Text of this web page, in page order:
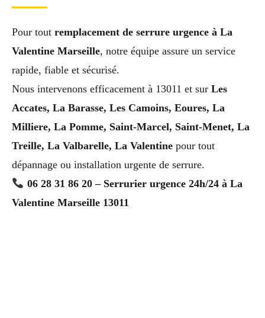
Pour tout remplacement de serrure urgence à La
Valentine Marseille, notre équipe assure un service
rapide, fiable et sécurisé.
Nous intervenons efficacement à 13011 et sur Les
Accates, La Barasse, Les Camoins, Eoures, La
Milliere, La Pomme, Saint-Marcel, Saint-Menet, La
Treille, La Valbarelle, La Valentine pour tout
dépannage ou installation urgente de serrure.
06 28 31 86 20 – Serrurier urgence 24h/24 à La
Valentine Marseille 13011